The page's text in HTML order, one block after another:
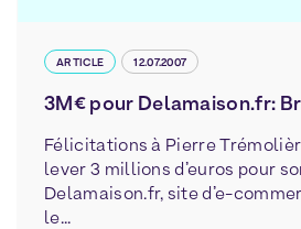
ARTICLE 12.07.2007
3M€ pour Delamaison.fr:
Félicitations à Pierre
lever 3 millions d’euros pour
Delamaison.fr, site d’e-
le...